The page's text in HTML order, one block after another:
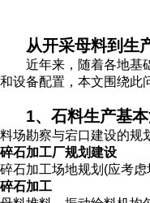
从开采母料到生
近年来，随着各地基础
和设备配置，本文围绕此
1、石料生产基
料场勘察与宕口建设的
碎石加工厂规划建设
碎石加工场地规划(应考
碎石加工